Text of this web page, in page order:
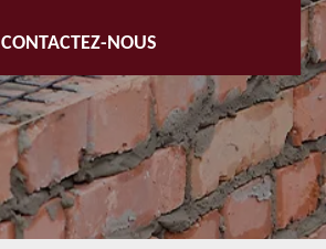
CONTACTEZ-NOUS